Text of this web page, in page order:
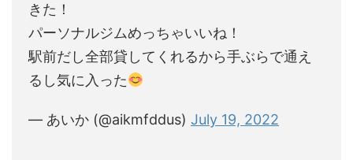
きた！
パーソナルジムめっちゃいいね！
駅前だし全部貸してくれるから手ぶらで通え
るし気に入った
— あいか (@aikmfddus) July 19, 2022